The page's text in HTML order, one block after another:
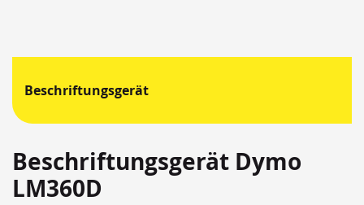
Beschriftungsgerät
Beschriftungsgerät Dymo
LM360D